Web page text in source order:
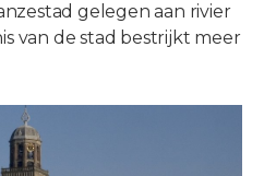
gelegen aan rivier
van de stad bestrijkt meer